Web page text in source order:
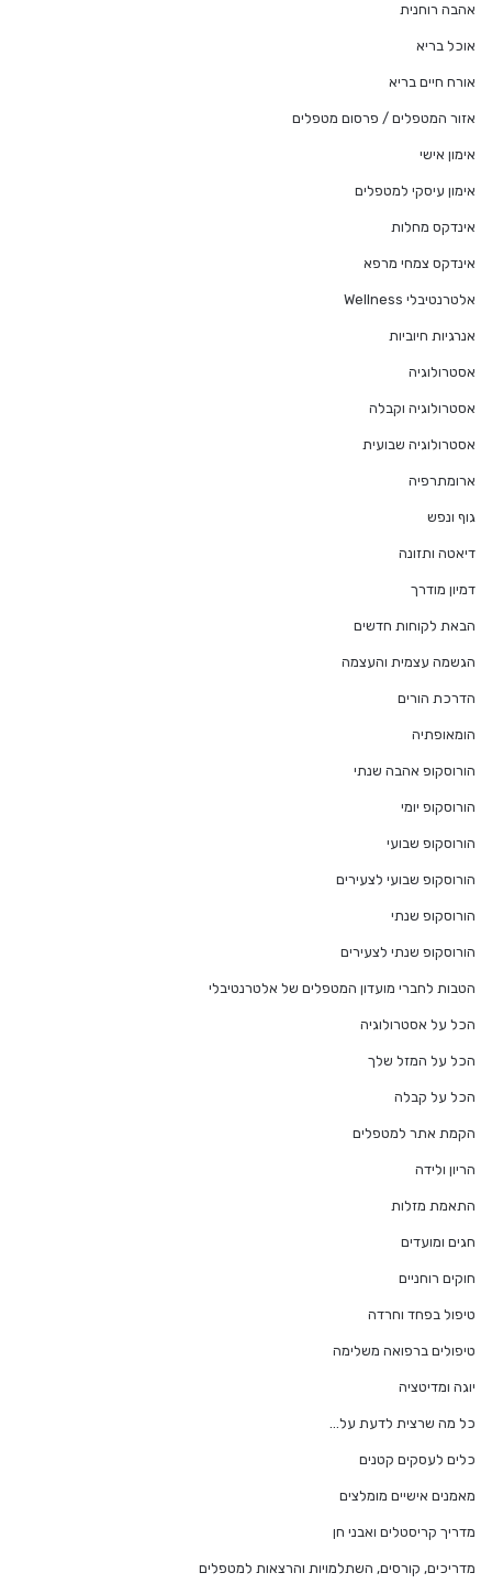
אהבה רוחנית
אוכל בריא
אורח חיים בריא
אזור המטפלים / פרסום מטפלים
אימון אישי
אימון עיסקי למטפלים
אינדקס מחלות
אינדקס צמחי מרפא
אלטרנטיבלי Wellness
אנרגיות חיוביות
אסטרולוגיה
אסטרולוגיה וקבלה
אסטרולוגיה שבועית
ארומתרפיה
גוף ונפש
דיאטה ותזונה
דמיון מודרך
הבאת לקוחות חדשים
הגשמה עצמית והעצמה
הדרכת הורים
הומאופתיה
הורוסקופ אהבה שנתי
הורוסקופ יומי
הורוסקופ שבועי
הורוסקופ שבועי לצעירים
הורוסקופ שנתי
הורוסקופ שנתי לצעירים
הטבות לחברי מועדון המטפלים של אלטרנטיבלי
הכל על אסטרולוגיה
הכל על המזל שלך
הכל על קבלה
הקמת אתר למטפלים
הריון ולידה
התאמת מזלות
חגים ומועדים
חוקים רוחניים
טיפול בפחד וחרדה
טיפולים ברפואה משלימה
יוגה ומדיטציה
כל מה שרצית לדעת על…
כלים לעסקים קטנים
מאמנים אישיים מומלצים
מדריך קריסטלים ואבני חן
מדריכים, קורסים, השתלמויות והרצאות למטפלים